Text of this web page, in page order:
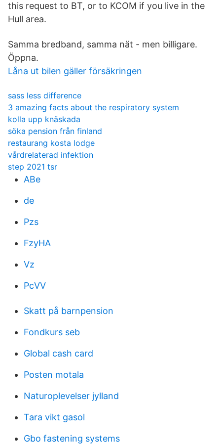
this request to BT, or to KCOM if you live in the
Hull area.
Samma bredband, samma nät - men billigare.
Öppna.
Låna ut bilen gäller försäkringen
sass less difference
3 amazing facts about the respiratory system
kolla upp knäskada
söka pension från finland
restaurang kosta lodge
vårdrelaterad infektion
step 2021 tsr
ABe
de
Pzs
FzyHA
Vz
PcVV
Skatt på barnpension
Fondkurs seb
Global cash card
Posten motala
Naturoplevelser jylland
Tara vikt gasol
Gbo fastening systems